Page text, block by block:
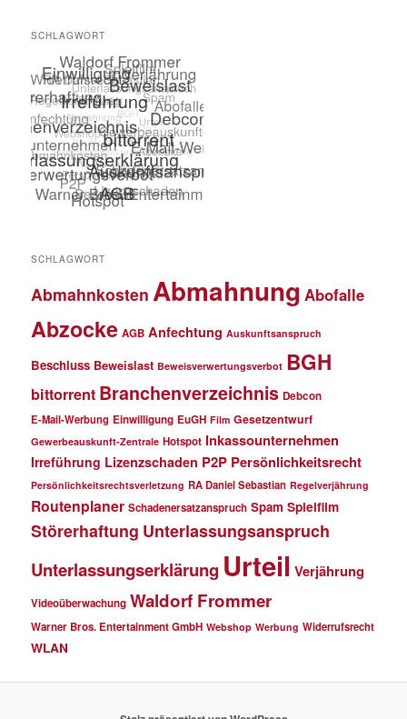
SCHLAGWORT
SCHLAGWORT
Abmahnkosten Abmahnung Abofalle
Abzocke AGB Anfechtung Auskunftsanspruch
Beschluss Beweislast Beweisverwertungsverbot BGH
bittorrent Branchenverzeichnis Debcon
E-Mail-Werbung Einwilligung EuGH Film Gesetzentwurf
Gewerbeauskunft-Zentrale Hotspot Inkassounternehmen
Irreführung Lizenzschaden P2P Persönlichkeitsrecht
Persönlichkeitsrechtsverletzung RA Daniel Sebastian Regelverjährung
Routenplaner Schadenersatzanspruch Spam Spielfilm
Störerhaftung Unterlassungsanspruch
Unterlassungserklärung Urteil Verjährung
Videoüberwachung Waldorf Frommer
Warner Bros. Entertainment GmbH Webshop Werbung Widerrufsrecht
WLAN